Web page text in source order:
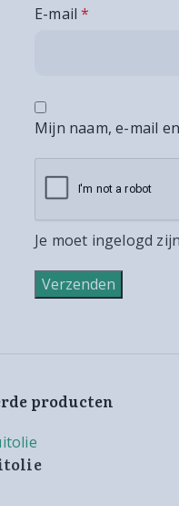
E-mail*
Mijn naam, e-mail
Je moet ingelogd
producten